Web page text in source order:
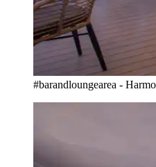
#barandloungearea -